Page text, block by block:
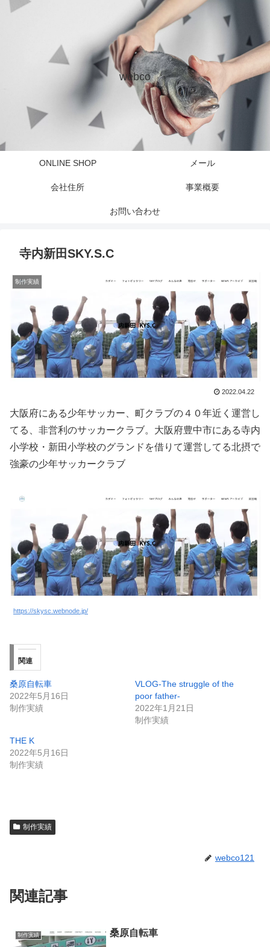
webco
ONLINE SHOP メール
会社住所 事業概要
お問い合わせ
寺内新田SKY.S.C
制作実績
2022.04.22
大阪府にある少年サッカー、町クラブの４０年近く運営し
てる、非営利のサッカークラブ。大阪府豊中市にある寺内
小学校・新田小学校のグランドを借りて運営してる北摂で
強豪の少年サッカークラブ
https://skysc.webnode.jp/
関連
桑原自転車
2022年5月16日
制作実績
VLOG-The struggle of the
poor father-
2022年1月21日
制作実績
THE K
2022年5月16日
制作実績
制作実績
webco121
関連記事
制作実績 桑原自転車